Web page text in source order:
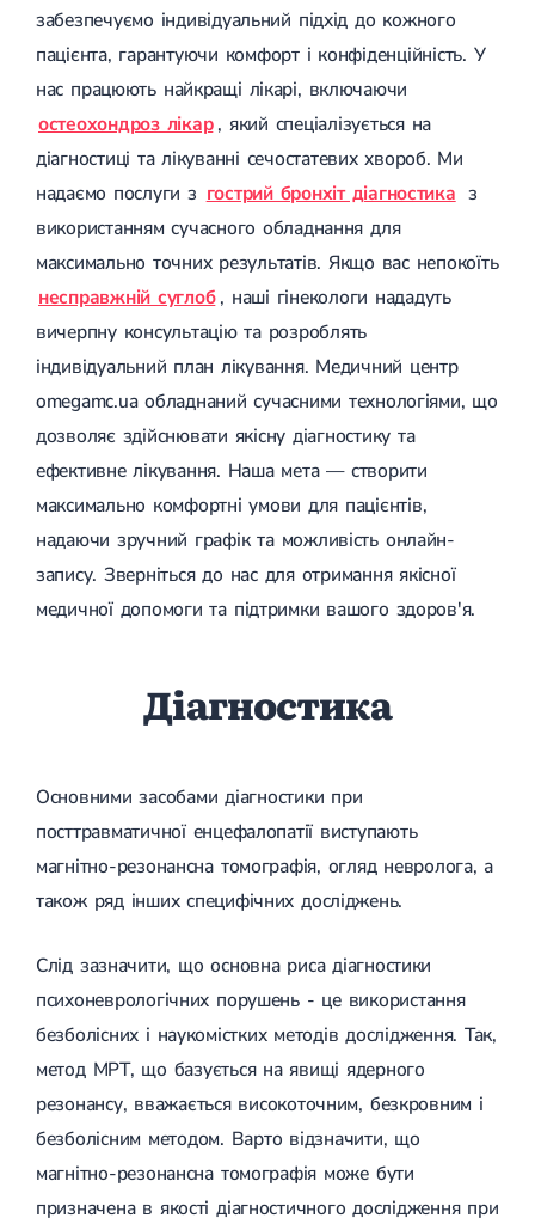
забезпечуємо індивідуальний підхід до кожного
пацієнта, гарантуючи комфорт і конфіденційність. У
нас працюють найкращі лікарі, включаючи
остеохондроз лікар , який спеціалізується на
діагностиці та лікуванні сечостатевих хвороб. Ми
надаємо послуги з гострий бронхіт діагностика з
використанням сучасного обладнання для
максимально точних результатів. Якщо вас непокоїть
несправжній суглоб , наші гінекологи нададуть
вичерпну консультацію та розроблять
індивідуальний план лікування. Медичний центр
omegamc.ua обладнаний сучасними технологіями, що
дозволяє здійснювати якісну діагностику та
ефективне лікування. Наша мета — створити
максимально комфортні умови для пацієнтів,
надаючи зручний графік та можливість онлайн-
запису. Зверніться до нас для отримання якісної
медичної допомоги та підтримки вашого здоров'я.
Діагностика
Основними засобами діагностики при
посттравматичної енцефалопатії виступають
магнітно-резонансна томографія, огляд невролога, а
також ряд інших специфічних досліджень.
Слід зазначити, що основна риса діагностики
психоневрологічних порушень - це використання
безболісних і наукомістких методів дослідження. Так,
метод МРТ, що базується на явищі ядерного
резонансу, вважається високоточним, безкровним і
безболісним методом. Варто відзначити, що
магнітно-резонансна томографія може бути
призначена в якості діагностичного дослідження при